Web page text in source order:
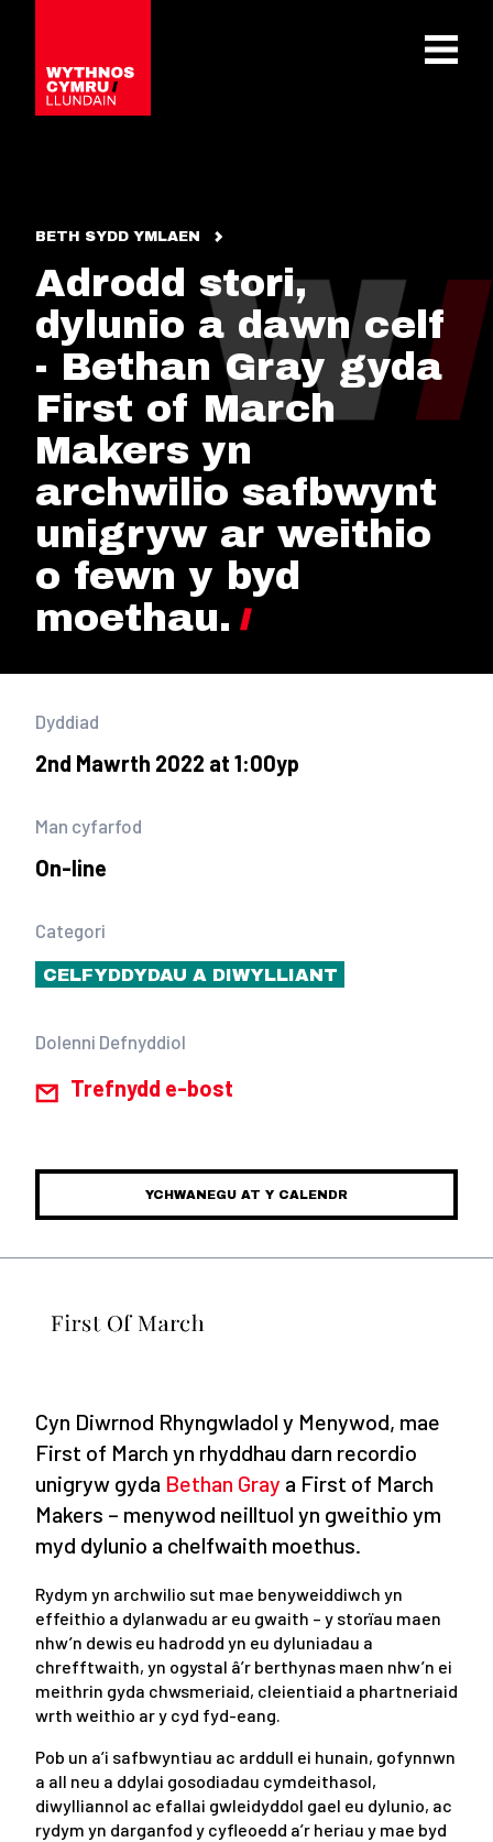
OPEN
BETH SYDD YMLAEN
Adrodd stori,
dylunio a dawn celf
- Bethan Gray gyda
First of March
Makers yn
archwilio safbwynt
unigryw ar weithio
o fewn y byd
moethau.
Dyddiad
2nd Mawrth 2022 at 1:00yp
Man cyfarfod
On-line
Categori
CELFYDDYDAU A DIWYLLIANT
Dolenni Defnyddiol
Trefnydd e-bost
YCHWANEGU AT Y CALENDR
Cyn Diwrnod Rhyngwladol y Menywod, mae
First of March yn rhyddhau darn recordio
unigryw gyda Bethan Gray a First of March
Makers – menywod neilltuol yn gweithio ym
myd dylunio a chelfwaith moethus.
Rydym yn archwilio sut mae benyweiddiwch yn
effeithio a dylanwadu ar eu gwaith – y storïau maen
nhw’n dewis eu hadrodd yn eu dyluniadau a
chrefftwaith, yn ogystal â’r berthynas maen nhw’n ei
meithrin gyda chwsmeriaid, cleientiaid a phartneriaid
wrth weithio ar y cyd fyd-eang.
Pob un a’i safbwyntiau ac arddull ei hunain, gofynnwn
a all neu a ddylai gosodiadau cymdeithasol,
diwylliannol ac efallai gwleidyddol gael eu dylunio, ac
rydym yn darganfod y cyfleoedd a’r heriau y mae byd